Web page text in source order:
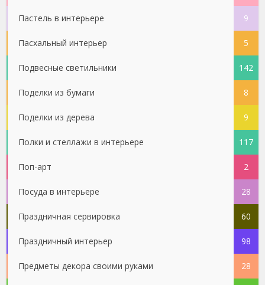
Пастель в интерьере 9
Пасхальный интерьер 5
Подвесные светильники 142
Поделки из бумаги 8
Поделки из дерева 9
Полки и стеллажи в интерьере 117
Поп-арт 2
Посуда в интерьере 28
Праздничная сервировка 60
Праздничный интерьер 98
Предметы декора своими руками 28